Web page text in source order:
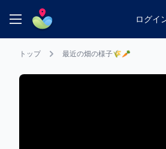
Pocket Owners (ポケット・オ
ログイ
トップ 最近の畑の様子🌾🥕